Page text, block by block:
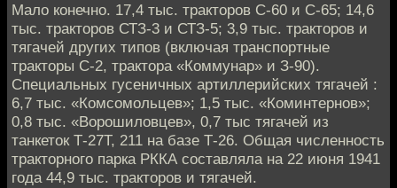
Мало конечно. 17,4 тыс. тракторов С-60 и С-65; 14,6
тыс. тракторов СТЗ-3 и СТЗ-5; 3,9 тыс. тракторов и
тягачей других типов (включая транспортные
тракторы С-2, трактора «Коммунар» и З-90).
Специальных гусеничных артиллерийских тягачей :
6,7 тыс. «Комсомольцев»; 1,5 тыс. «Коминтернов»;
0,8 тыс. «Ворошиловцев», 0,7 тыс тягачей из
танкеток Т-27Т, 211 на базе Т-26. Общая численность
тракторного парка РККА составляла на 22 июня 1941
года 44,9 тыс. тракторов и тягачей.